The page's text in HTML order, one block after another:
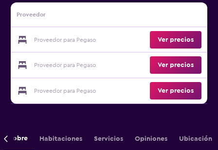
Proveedor
Proveedor para Pegaso Ver precios
Proveedor para Pegaso Ver precios
Proveedor para Pegaso Ver precios
Sobre Habitaciones Servicios Opiniones Ubicación